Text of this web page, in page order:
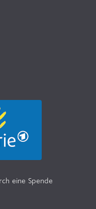
eine Spende